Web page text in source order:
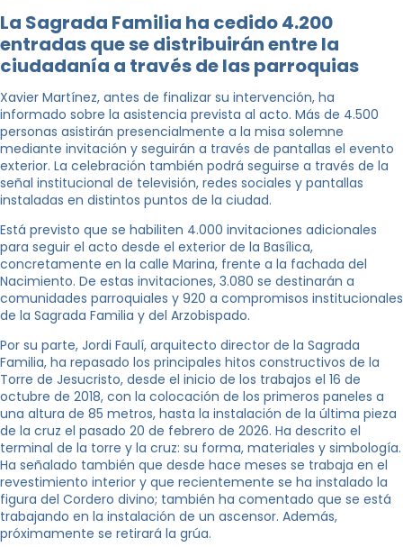
La Sagrada Familia ha cedido 4.200
entradas que se distribuirán entre la
ciudadanía a través de las parroquias
Xavier Martínez, antes de finalizar su intervención, ha
informado sobre la asistencia prevista al acto. Más de 4.500
personas asistirán presencialmente a la misa solemne
mediante invitación y seguirán a través de pantallas el evento
exterior. La celebración también podrá seguirse a través de la
señal institucional de televisión, redes sociales y pantallas
instaladas en distintos puntos de la ciudad.
Está previsto que se habiliten 4.000 invitaciones adicionales
para seguir el acto desde el exterior de la Basílica,
concretamente en la calle Marina, frente a la fachada del
Nacimiento. De estas invitaciones, 3.080 se destinarán a
comunidades parroquiales y 920 a compromisos institucionales
de la Sagrada Familia y del Arzobispado.
Por su parte, Jordi Faulí, arquitecto director de la Sagrada
Familia, ha repasado los principales hitos constructivos de la
Torre de Jesucristo, desde el inicio de los trabajos el 16 de
octubre de 2018, con la colocación de los primeros paneles a
una altura de 85 metros, hasta la instalación de la última pieza
de la cruz el pasado 20 de febrero de 2026. Ha descrito el
terminal de la torre y la cruz: su forma, materiales y simbología.
Ha señalado también que desde hace meses se trabaja en el
revestimiento interior y que recientemente se ha instalado la
figura del Cordero divino; también ha comentado que se está
trabajando en la instalación de un ascensor. Además,
próximamente se retirará la grúa.